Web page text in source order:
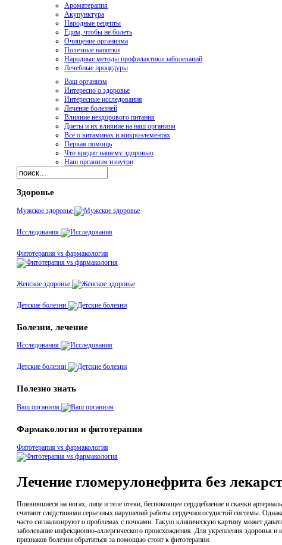
Ароматерапия
Акупунктура
Народные рецепты
Едим, чтобы не болеть
Очищение организма
Полезные напитки
Народные методы профилактики заболеваний
Лечебные процедуры
Ваш организм
Интересно о здоровье
Интересные исследования
Лечение болезней
Влияние нездорового питания
Диеты и их влияние на наш организм
Все о витаминах и микроэлементах
Первая помощь
Что вредит нашему здоровью
Наш организм изнутри
Здоровье
Мужское здоровье
Исследования
Фитотерапия vs фармакология
Женское здоровье
Детские болезни
Болезни, лечение
Исследования
Детские болезни
Полезно знать
Ваш организм
Фармакология и фитотерапия
Фитотерапия vs фармакология
Лечение гломерулонефрита без
Появившиеся на ногах, лице и теле отеки, беспокоящее сердцебиение и скачки
считают следствиями серьезных нарушений работы сердечнососудистой системы.
часто сигнализируют о проблемах с почками. Такую клиническую картину может
заболевание инфекционно-аллергического происхождения. Для укрепления здоровья и
признаков болезни обратиться за помощью стоит к фитотерапии.